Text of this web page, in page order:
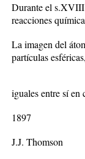
Durante el s.XVIII
reacciones
La imagen del
partículas
iguales entre sí en
1897
J.J. Thomson